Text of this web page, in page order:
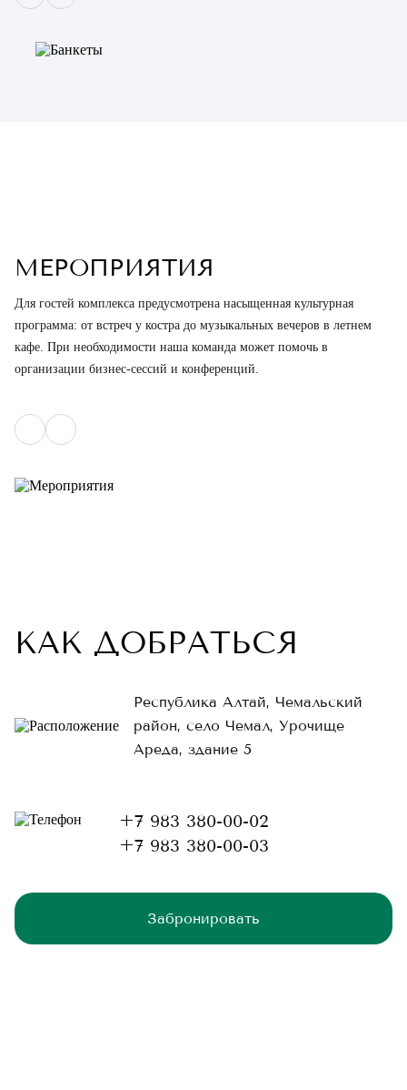
МЕРОПРИЯТИЯ
Для гостей комплекса предусмотрена насыщенная культурная
программа: от встреч у костра до музыкальных вечеров в летнем
кафе. При необходимости наша команда может помочь в
организации бизнес-сессий и конференций.
КАК ДОБРАТЬСЯ
Республика Алтай, Чемальский
район, село Чемал, Урочище
Ареда, здание 5
+7 983 380-00-02
+7 983 380-00-03
Забронировать